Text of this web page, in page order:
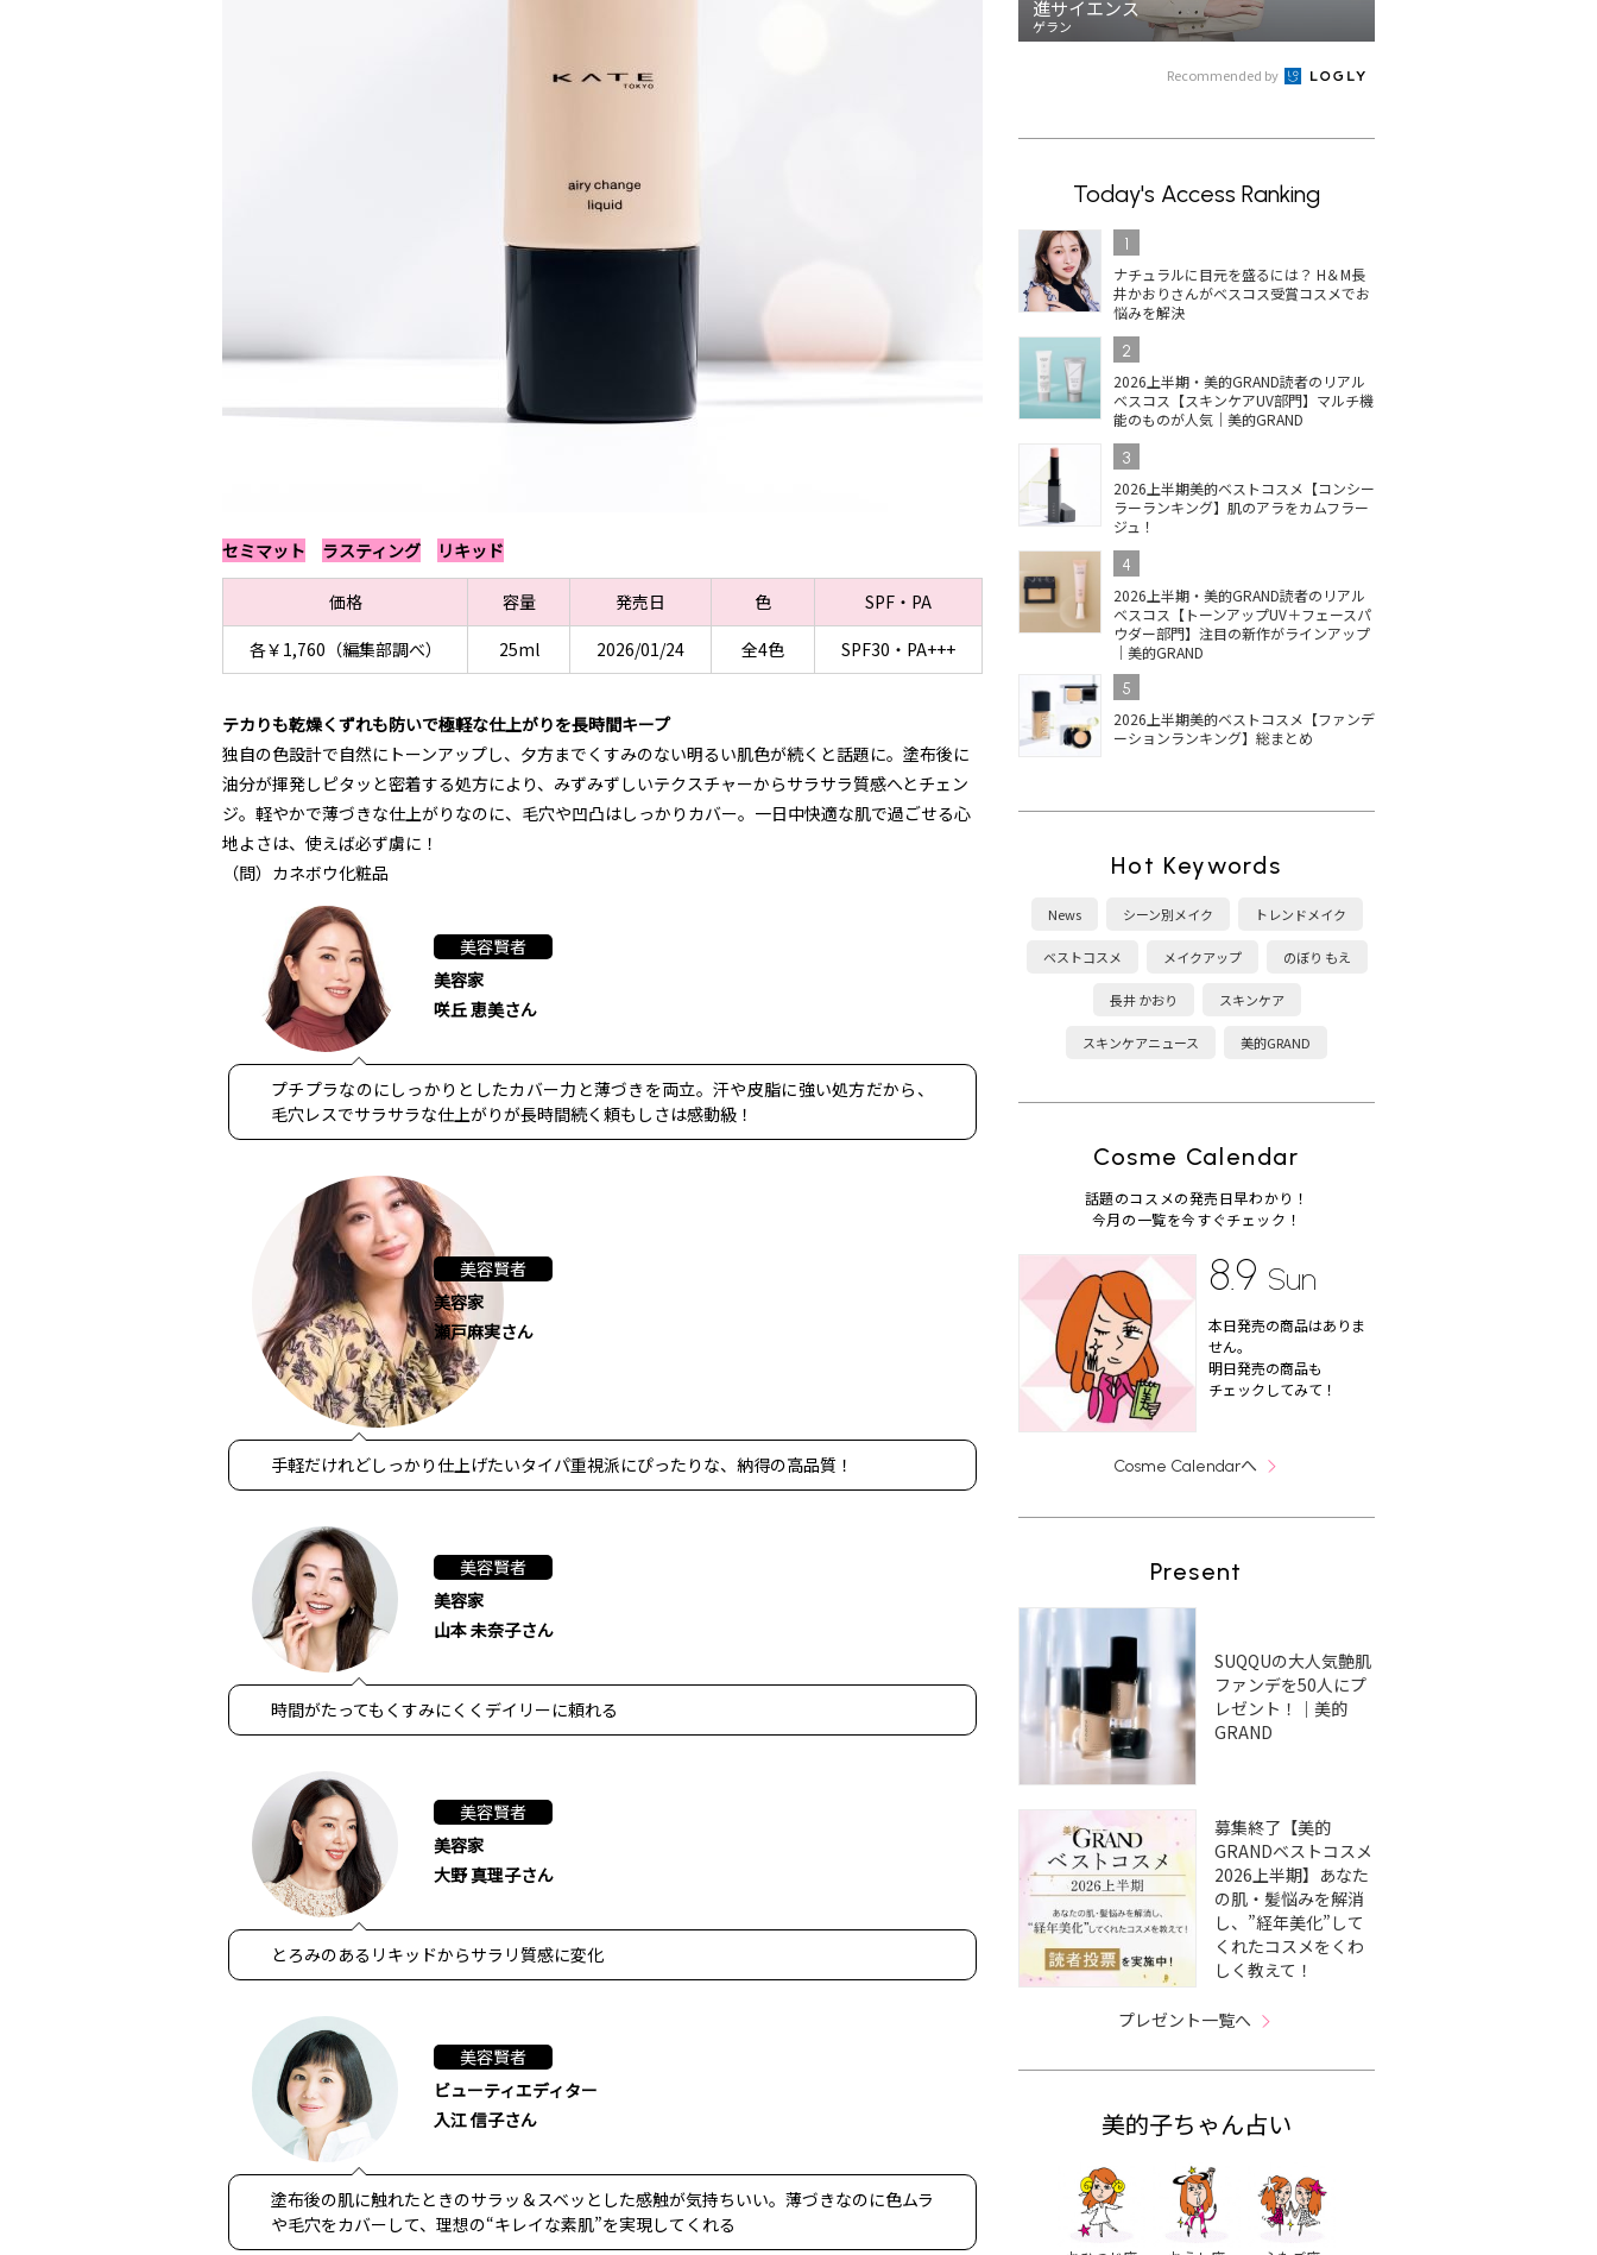
セミマット ラスティング リキッド
価格 容量 発売日 色
SPF・PA
各￥1,760（編集部調べ）
25ml 2026/01/24 全4色 SPF30・PA+++
テカりも乾燥くずれも防いで極軽な仕上がりを長時間キープ
独自の色設計で自然にトーンアップし、夕方までくすみのない明るい肌色が続くと話題に。塗布後に
油分が揮発しピタッと密着する処方により、みずみずしいテクスチャーからサラサラ質感へとチェン
ジ。軽やかで薄づきな仕上がりなのに、毛穴や凹凸はしっかりカバー。一日中快適な肌で過ごせる心
地よさは、使えば必ず虜に！
（問）カネボウ化粧品
美容賢者
美容家
咲丘 恵美さん
プチプラなのにしっかりとしたカバー力と薄づきを両立。汗や皮脂に強い処方だから、
毛穴レスでサラサラな仕上がりが長時間続く頼もしさは感動級！
美容賢者
美容家
瀬戸麻実さん
手軽だけれどしっかり仕上げたいタイパ重視派にぴったりな、納得の高品質！
美容賢者
美容家
山本 未奈子さん
時間がたってもくすみにくくデイリーに頼れる
美容賢者
美容家
大野 真理子さん
とろみのあるリキッドからサラリ質感に変化
美容賢者
ビューティエディター
入江 信子さん
塗布後の肌に触れたときのサラッ＆スベッとした感触が気持ちいい。薄づきなのに色ムラ
や毛穴をカバーして、理想の“キレイな素肌”を実現してくれる
進サイエンス
ゲラン
Recommended by
Today's Access Ranking
1
ナチュラルに目元を盛るには？ H＆M長
井かおりさんがベスコス受賞コスメでお
悩みを解決
2
2026上半期・美的GRAND読者のリアル
ベスコス【スキンケアUV部門】マルチ機
能のものが人気｜美的GRAND
3
2026上半期美的ベストコスメ【コンシー
ラーランキング】肌のアラをカムフラー
ジュ！
4
2026上半期・美的GRAND読者のリアル
ベスコス【トーンアップUV＋フェースパ
ウダー部門】注目の新作がラインアップ
｜美的GRAND
5
2026上半期美的ベストコスメ【ファンデ
ーションランキング】総まとめ
Hot Keywords
News シーン別メイク トレンドメイク
ベストコスメ メイクアップ のぼり もえ
長井 かおり スキンケア
スキンケアニュース 美的GRAND
Cosme Calendar
話題のコスメの発売日早わかり！
今月の一覧を今すぐチェック！
8.9 Sun
本日発売の商品はありま
せん。
明日発売の商品も
チェックしてみて！
Cosme Calendarへ
Present
SUQQUの大人気艶肌
ファンデを50人にプ
レゼント！｜美的
GRAND
募集終了【美的
GRANDベストコスメ
2026上半期】あなた
の肌・髪悩みを解消
し、”経年美化”して
くれたコスメをくわ
しく教えて！
プレゼント一覧へ
美的子ちゃん占い